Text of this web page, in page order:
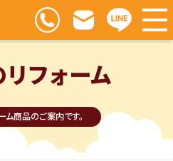
フォーム
ム商品のご案内です。